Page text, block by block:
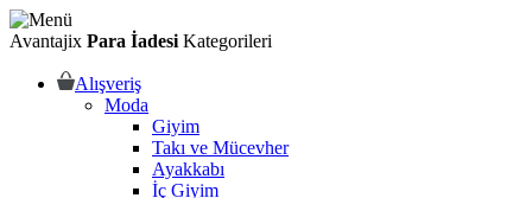
Avantajix Para İadesi Kategorileri
Alışveriş
Moda
Giyim
Takı ve Mücevher
Ayakkabı
İç Giyim